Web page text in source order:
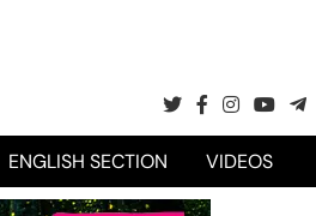
ENGLISH SECTION VIDEOS